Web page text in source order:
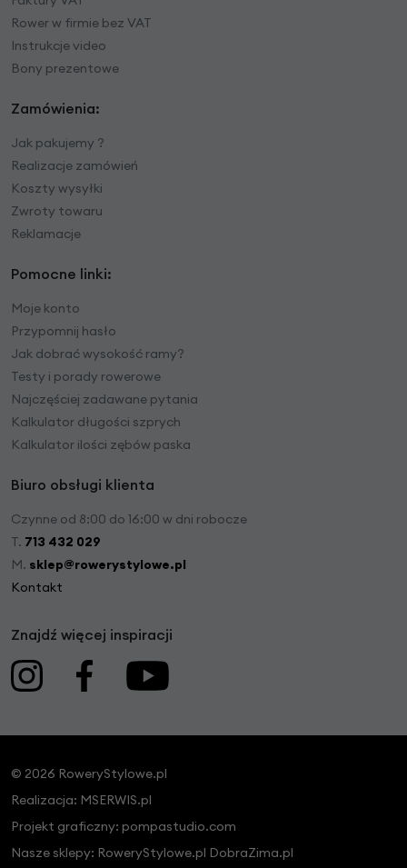
Rower w firmie bez VAT
Instrukcje video
Bony prezentowe
Zamówienia:
Jak pakujemy ?
Realizacje zamówień
Koszty wysyłki
Zwroty towaru
Reklamacje
Pomocne linki:
Moje konto
Przypomnij hasło
Jak dobrać wysokość ramy?
Testy i porady rowerowe
Najczęściej zadawane pytania
Kalkulator długości szprych
Kalkulator ilości zębów paska
Biuro obsługi klienta
Czynne od 8:00 do 16:00 w dni robocze
T. 713 432 029
M. sklep@rowerystylowe.pl
Kontakt
Znajdź więcej inspiracji
© 2026 RoweryStylowe.pl
Realizacja: MSERWIS.pl
Projekt graficzny: pompastudio.com
Nasze sklepy: RoweryStylowe.pl DobraZima.pl